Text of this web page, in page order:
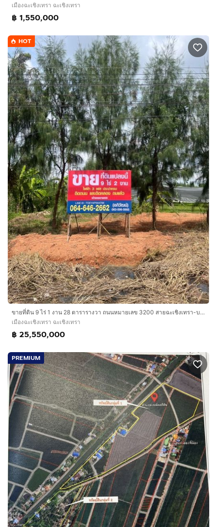
เมืองฉะเชิงเทรา ฉะเชิงเทรา
฿ 1,550,000
HOT
ขายที่ดิน 9 ไร่ 1 งาน 28 ตารารางวา ถนนหมายเลข 3200 สายฉะเชิงเทรา-บางน้ำเปรี้ยว พร้อมสวนทุเรียน
เมืองฉะเชิงเทรา ฉะเชิงเทรา
฿ 25,550,000
PREMIUM